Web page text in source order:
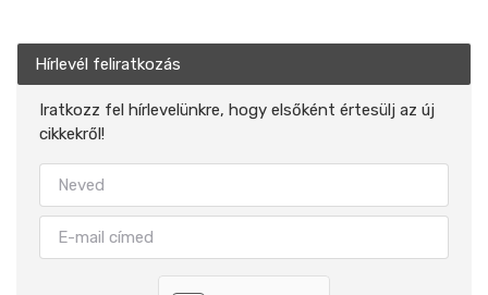
Hírlevél feliratkozás
Iratkozz fel hírlevelünkre, hogy elsőként értesülj az új
cikkekről!